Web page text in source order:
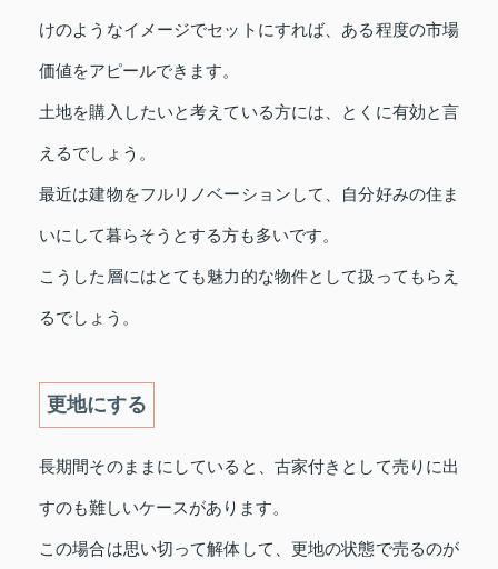
けのようなイメージでセットにすれば、ある程度の市場
価値をアピールできます。
土地を購入したいと考えている方には、とくに有効と言
えるでしょう。
最近は建物をフルリノベーションして、自分好みの住ま
いにして暮らそうとする方も多いです。
こうした層にはとても魅力的な物件として扱ってもらえ
るでしょう。
更地にする
長期間そのままにしていると、古家付きとして売りに出
すのも難しいケースがあります。
この場合は思い切って解体して、更地の状態で売るのが